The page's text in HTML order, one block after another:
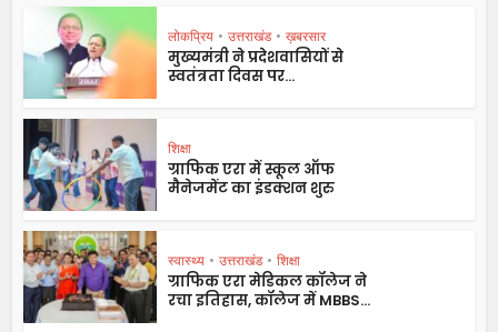
लोकप्रिय • उत्तराखंड • ख़बरसार
मुख्यमंत्री ने प्रदेशवासियों से
स्वतंत्रता दिवस पर...
शिक्षा
ग्राफिक एरा में स्कूल ऑफ
मैनेजमेंट का इंडक्शन शुरु
स्वास्थ्य • उत्तराखंड • शिक्षा
ग्राफिक एरा मेडिकल कॉलेज ने
रचा इतिहास, कॉलेज में MBBS...